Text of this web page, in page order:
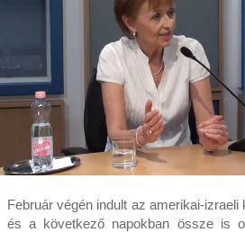
Február végén indult az amerikai-izraeli
és a következő napokban össze is